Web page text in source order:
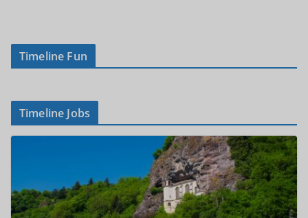
Timeline Fun
Timeline Jobs